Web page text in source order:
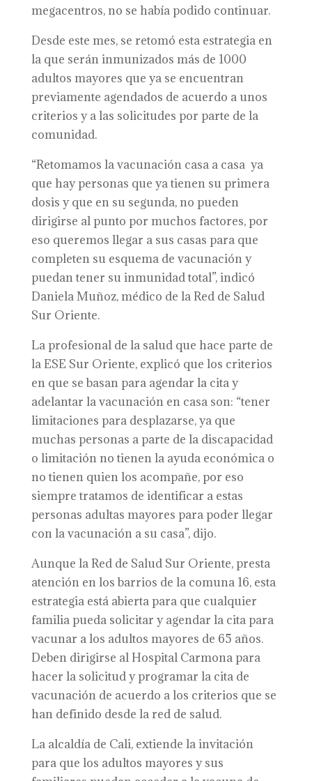
megacentros, no se había podido continuar.
Desde este mes, se retomó esta estrategia en
la que serán inmunizados más de 1000
adultos mayores que ya se encuentran
previamente agendados de acuerdo a unos
criterios y a las solicitudes por parte de la
comunidad.
“Retomamos la vacunación casa a casa ya
que hay personas que ya tienen su primera
dosis y que en su segunda, no pueden
dirigirse al punto por muchos factores, por
eso queremos llegar a sus casas para que
completen su esquema de vacunación y
puedan tener su inmunidad total”, indicó
Daniela Muñoz, médico de la Red de Salud
Sur Oriente.
La profesional de la salud que hace parte de
la ESE Sur Oriente, explicó que los criterios
en que se basan para agendar la cita y
adelantar la vacunación en casa son: “tener
limitaciones para desplazarse, ya que
muchas personas a parte de la discapacidad
o limitación no tienen la ayuda económica o
no tienen quien los acompañe, por eso
siempre tratamos de identificar a estas
personas adultas mayores para poder llegar
con la vacunación a su casa”, dijo.
Aunque la Red de Salud Sur Oriente, presta
atención en los barrios de la comuna 16, esta
estrategia está abierta para que cualquier
familia pueda solicitar y agendar la cita para
vacunar a los adultos mayores de 65 años.
Deben dirigirse al Hospital Carmona para
hacer la solicitud y programar la cita de
vacunación de acuerdo a los criterios que se
han definido desde la red de salud.
La alcaldía de Cali, extiende la invitación
para que los adultos mayores y sus